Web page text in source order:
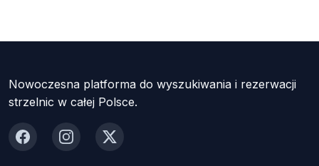
Nowoczesna platforma do wyszukiwania i rezerwacji
strzelnic w całej Polsce.
FacebookInstagram
X